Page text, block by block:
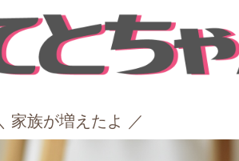
家族が増えたよ ／